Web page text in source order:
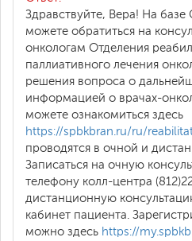
Здравствуйте, Вера! На
можете обратиться на
онкологам Отделения
паллиативного лечения
решения вопроса о
информацией о врачах-
можете ознакомиться здесь
https://spbkbran.ru/ru/
проводятся в очной и
Записаться на очную
телефону колл-центра
дистанционную
кабинет пациента.
можно здесь https://